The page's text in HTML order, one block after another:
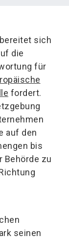
sich
die
für
fordert.
auf den
bis
Behörde zu
seinen